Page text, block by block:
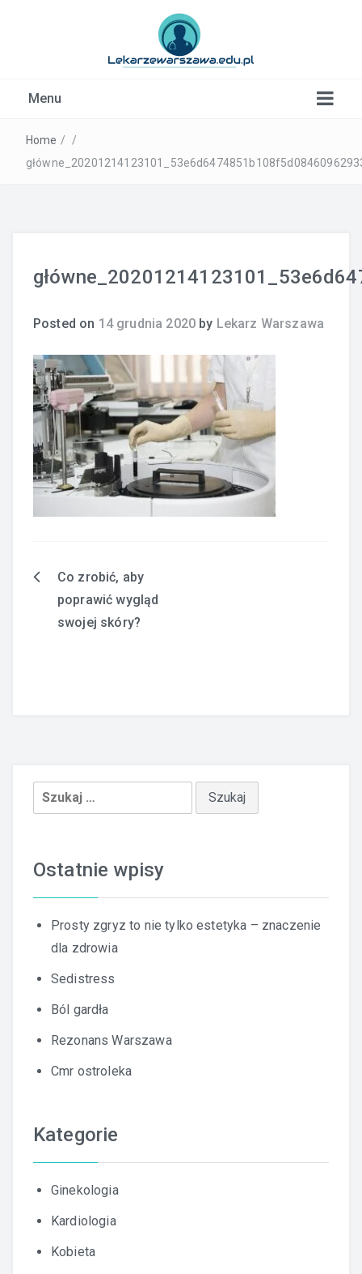
Menu
Home /
/
Posted on 14 grudnia 2020 by Lekarz Warszawa
Nawigacja
Co zrobić, aby
poprawić wygląd
swojej skóry?
Szukaj:
Ostatnie wpisy
Prosty zgryz to nie tylko estetyka – znaczenie
dla zdrowia
Sedistress
Ból gardła
Rezonans Warszawa
Cmr ostroleka
Kategorie
Ginekologia
Kardiologia
Kobieta